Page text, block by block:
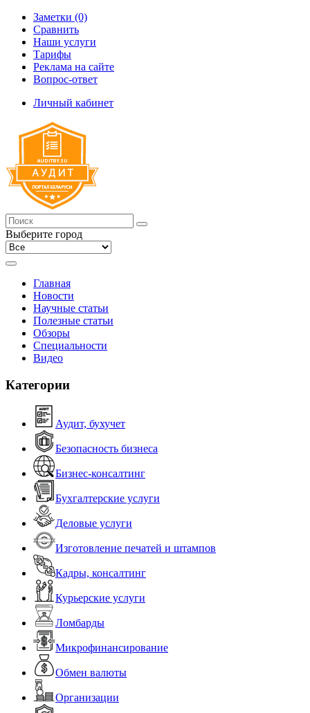
Заметки (0)
Сравнить
Наши услуги
Тарифы
Реклама на сайте
Вопрос-ответ
Личный кабинет
Выберите город
Главная
Новости
Научные статьи
Полезные статьи
Обзоры
Специальности
Видео
Категории
Аудит, бухучет
Безопасность бизнеса
Бизнес-консалтинг
Бухгалтерские услуги
Деловые услуги
Изготовление печатей и штампов
Кадры, консалтинг
Курьерские услуги
Ломбарды
Микрофинансирование
Обмен валюты
Организации